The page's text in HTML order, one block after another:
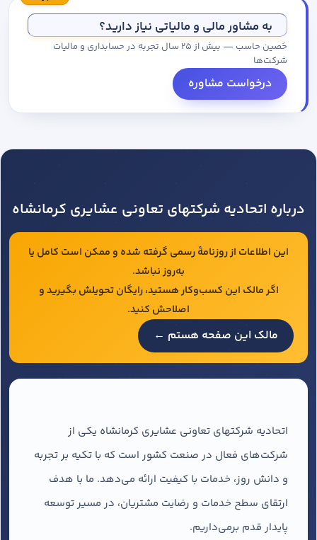
به مشاور مالی و مالیاتی نیاز دارید؟
حَصین حاسب — بیش از ۲۵ سال تجربه در حسابداری و مالیات
شرکت‌ها
درخواست مشاوره
درباره اتحادیه شرکتهای تعاونی عشایری کرمانشاه
این اطلاعات از روزنامهٔ رسمی گرفته شده و ممکن است کامل یا
به‌روز نباشد.
اگر مالک این کسب‌وکار هستید، رایگان تحویلش بگیرید و
اصلاحش کنید.
مالک این صفحه هستم ←
اتحادیه شرکتهای تعاونی عشایری کرمانشاه یکی از
شرکت‌های فعال در صنعت کشور است که با تکیه بر تجربه
و دانش روز، خدمات با کیفیت ارائه می‌دهد. ما با هدف
ارتقای سطح خدمات و رضایت مشتریان، در مسیر توسعه
پایدار قدم برمی‌داریم.